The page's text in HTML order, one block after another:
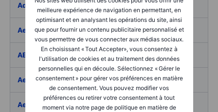
meilleure expérience de navigation en permettant, en
optimisant et en analysant les opérations du site, ainsi
que pour fournir un contenu publicitaire personnalisé et
vous permettre de vous connecter aux médias sociaux.
En choisissant « Tout Accepter», vous consentez à
l'utilisation de cookies et au traitement des données
personnelles qui en découle. Sélectionnez « Gérer le
consentement » pour gérer vos préférences en matière
de consentement. Vous pouvez modifier vos
préférences ou retirer votre consentement à tout
moment via notre page de politique en matière de
Adyen NV
Aebi Schmidt Holding AG
AECOM
Aedes SpA
Aedifica SICAFI SA